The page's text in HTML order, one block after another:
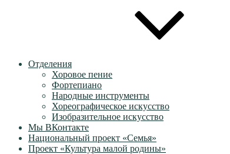
Отделения
Хоровое пение
Фортепиано
Народные инструменты
Хореографическое искусство
Изобразительное искусство
Мы ВКонтакте
Национальный проект «Семья»
Проект «Культура малой родины»